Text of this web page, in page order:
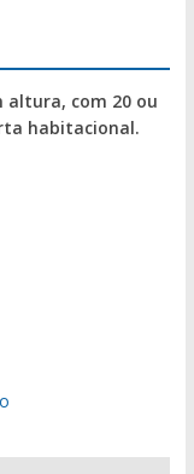
altura, com 20 ou
habitacional.